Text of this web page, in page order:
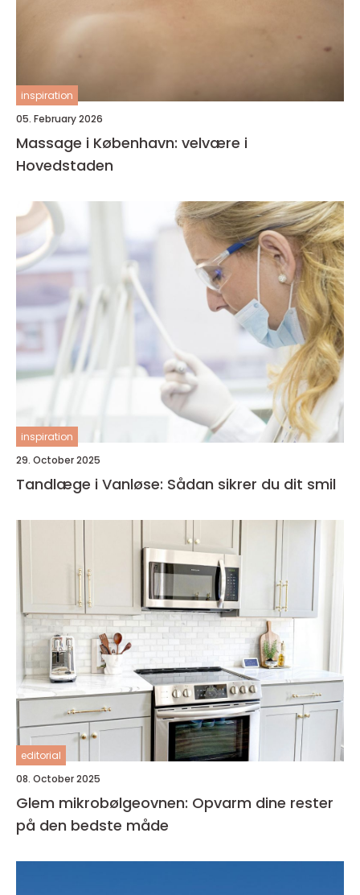
inspiration
05. February 2026
Massage i København: velvære i
Hovedstaden
inspiration
29. October 2025
Tandlæge i Vanløse: Sådan sikrer du dit smil
editorial
08. October 2025
Glem mikrobølgeovnen: Opvarm dine rester
på den bedste måde